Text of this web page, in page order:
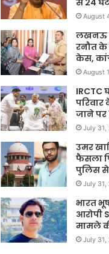
August
लखनऊ
रनौत के
केस,
August
IRCTC
जाने
July 31,
उमर
फैसला
पुलिस से
July 31,
भारत
आरोपी
मामले
July 31,